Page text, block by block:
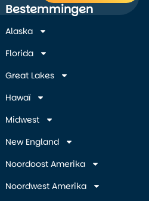
Bestemmingen
Alaska
Florida
Great Lakes
Hawaï
Midwest
New England
Noordoost Amerika
Noordwest Amerika